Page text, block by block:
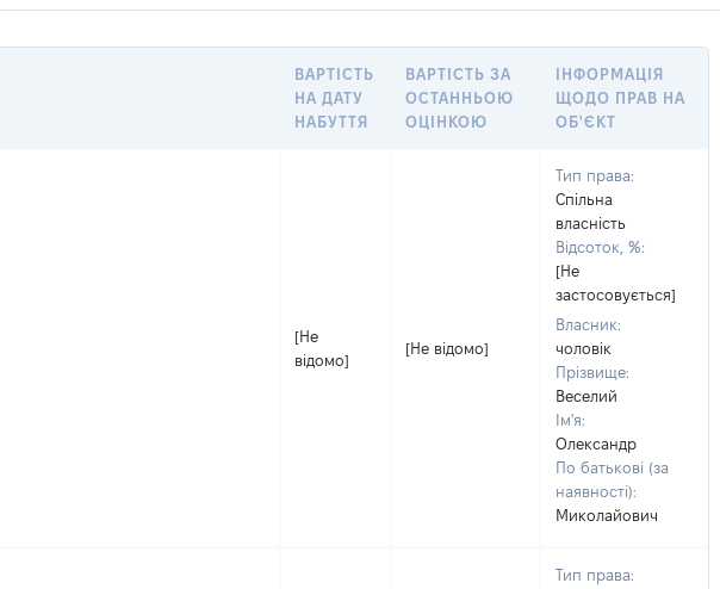
ВАРТІСТЬ
НА ДАТУ
НАБУТТЯ
ВАРТІСТЬ ЗА
ОСТАННЬОЮ
ОЦІНКОЮ
ІНФОРМАЦІЯ
ЩОДО ПРАВ НА
ОБ'ЄКТ
[Не
відомо]
[Не відомо]
Тип права:
Спільна
власність
Відсоток, %:
[Не
застосовується]
Власник:
чоловік
Прізвище:
Веселий
Ім'я:
Олександр
По батькові (за
наявності):
Миколайович
Тип права: